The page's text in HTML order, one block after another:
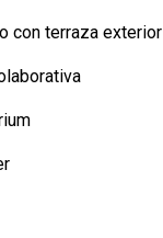
con terraza exterior